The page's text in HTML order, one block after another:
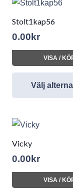
Stolt1kap56
0.00 kr
VISA /
Välj
Vicky
0.00 kr
VISA /